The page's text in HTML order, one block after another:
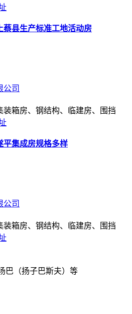
蔡县生产标准工地活动房
公司
箱房、钢结构、临建房、围挡
平集成房规格多样
公司
箱房、钢结构、临建房、围挡
巴（扬子巴斯夫）等